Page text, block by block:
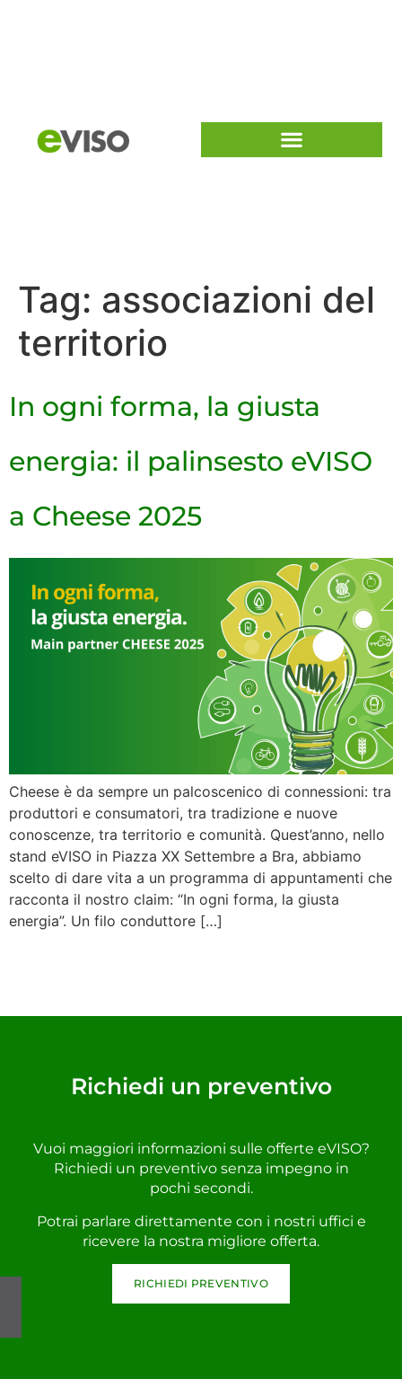
Tag: associazioni del
territorio
In ogni forma, la giusta
energia: il palinsesto eVISO
a Cheese 2025
Cheese è da sempre un palcoscenico di connessioni: tra
produttori e consumatori, tra tradizione e nuove
conoscenze, tra territorio e comunità. Quest’anno, nello
stand eVISO in Piazza XX Settembre a Bra, abbiamo
scelto di dare vita a un programma di appuntamenti che
racconta il nostro claim: “In ogni forma, la giusta
energia”. Un filo conduttore […]
Richiedi un preventivo
Vuoi maggiori informazioni sulle offerte eVISO?
Richiedi un preventivo senza impegno in
pochi secondi.
Potrai parlare direttamente con i nostri uffici e
ricevere la nostra migliore offerta.
RICHIEDI PREVENTIVO